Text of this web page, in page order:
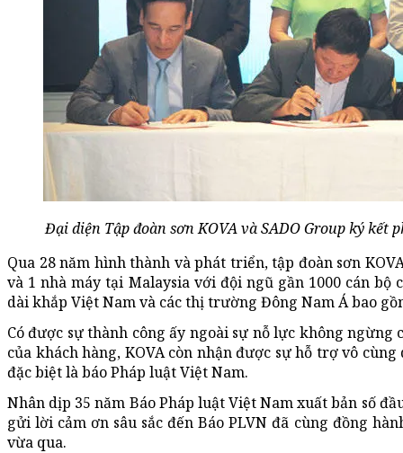
Đại diện Tập đoàn sơn KOVA và SADO Group ký kết
Qua 28 năm hình thành và phát triển, tập đoàn sơn
và 1 nhà máy tại Malaysia với đội ngũ gần 1000 cán
dài khắp Việt Nam và các thị trường Đông Nam Á bao
Có được sự thành công ấy ngoài sự nỗ lực không ngừng
của khách hàng, KOVA còn nhận được sự hỗ trợ vô
đặc biệt là báo Pháp luật Việt Nam.
Nhân dịp 35 năm Báo Pháp luật Việt Nam xuất bản số
gửi lời cảm ơn sâu sắc đến Báo PLVN đã cùng đồng
vừa qua.